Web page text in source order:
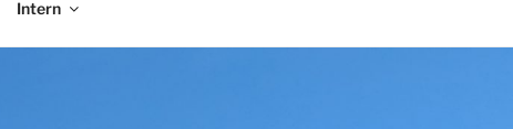
Intern